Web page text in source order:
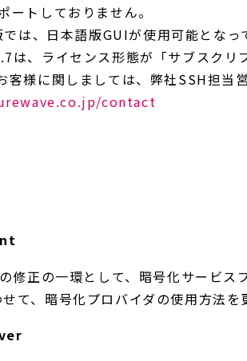
トしておりません。
、日本語版GUIが使用可能となって
ライセンス形態が「サブスクリ
様に関しましては、弊社SSH担当営
contact
正の一環として、暗号化サービス
て、暗号化プロバイダの使用方法を